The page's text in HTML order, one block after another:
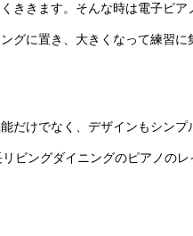
ききます。そんな時は電子ピ
グに置き、大きくなって練習
だけでなく、デザインもシン
ビングダイニングのピアノの